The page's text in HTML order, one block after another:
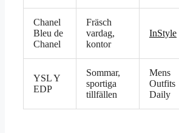
Chanel
Bleu de
Chanel
Fräsch
vardag,
kontor
InStyle
YSL Y
EDP
Sommar,
sportiga
tillfällen
Mens
Outfits
Daily